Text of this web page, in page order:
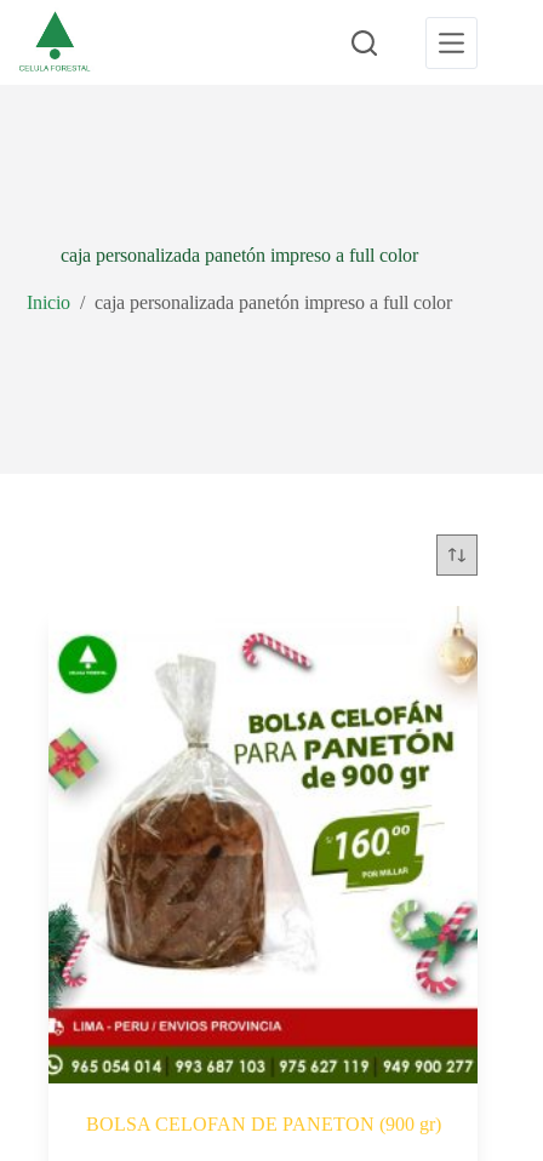
contenido
caja personalizada panetón impreso a full color
Inicio / caja personalizada panetón impreso a full color
BOLSA CELOFAN DE PANETON (900 gr)